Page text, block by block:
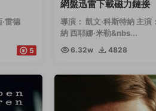
雷德
5
網盤迅雷下載磁力鏈接
導演： 凱文·科斯特納 主演
納 西耶娜·米勒&nbs...
6.32w 4828